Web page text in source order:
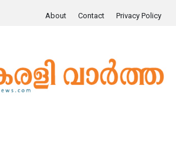
About Contact Privacy Policy